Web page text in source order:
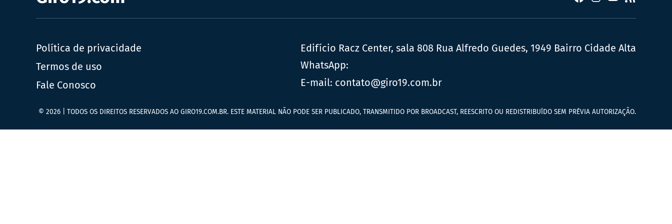
Política de privacidade
Termos de uso
Fale Conosco
Edifício Racz Center, sala 808 Rua Alfredo Guedes, 1949 Bairro Cidade Alta
WhatsApp:
E-mail: contato@giro19.com.br
© 2026 | TODOS OS DIREITOS RESERVADOS AO GIRO19.COM.BR. ESTE MATERIAL NÃO PODE SER PUBLICADO, TRANSMITIDO POR BROADCAST, REESCRITO OU REDISTRIBUÍDO SEM PRÉVIA AUTORIZAÇÃO.